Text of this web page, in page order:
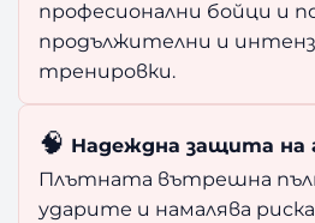
професионални бойци и
продължителни и
тренировки.
🧠 Надеждна защита на
Плътната вътрешна
ударите и намалява